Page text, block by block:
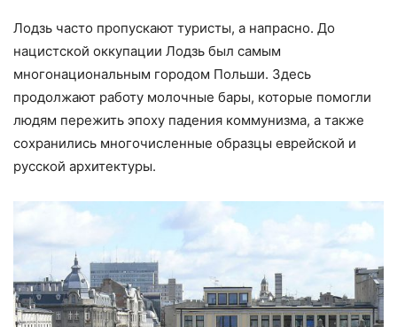
Лодзь часто пропускают туристы, а напрасно. До
нацистской оккупации Лодзь был самым
многонациональным городом Польши. Здесь
продолжают работу молочные бары, которые помогли
людям пережить эпоху падения коммунизма, а также
сохранились многочисленные образцы еврейской и
русской архитектуры.